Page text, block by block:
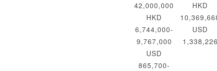
42,000,000
HKD
6,744,000-
9,767,000
USD
865,700-
HKD
USD